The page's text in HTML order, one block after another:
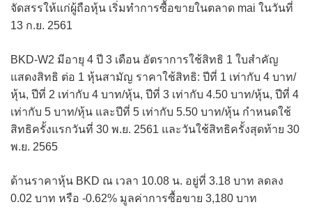
จัดสรรให้แก่ผู้ถือหุ้น เริ่มทำการซื้อขายในตลาด mai ในวันที่
13 ก.ย. 2561
BKD-W2 มีอายุ 4 ปี 3 เดือน อัตราการใช้สิทธิ 1 ใบสำคัญ
แสดงสิทธิ ต่อ 1 หุ้นสามัญ ราคาใช้สิทธิ: ปีที่ 1 เท่ากับ 4 บาท/
หุ้น, ปีที่ 2 เท่ากับ 4 บาท/หุ้น, ปีที่ 3 เท่ากับ 4.50 บาท/หุ้น, ปีที่ 4
เท่ากับ 5 บาท/หุ้น และปีที่ 5 เท่ากับ 5.50 บาท/หุ้น กำหนดใช้
สิทธิครั้งแรกวันที่ 30 พ.ย. 2561 และวันใช้สิทธิครั้งสุดท้าย 30
พ.ย. 2565
ด้านราคาหุ้น BKD ณ เวลา 10.08 น. อยู่ที่ 3.18 บาท ลดลง
0.02 บาท หรือ -0.62% มูลค่าการซื้อขาย 3,180 บาท